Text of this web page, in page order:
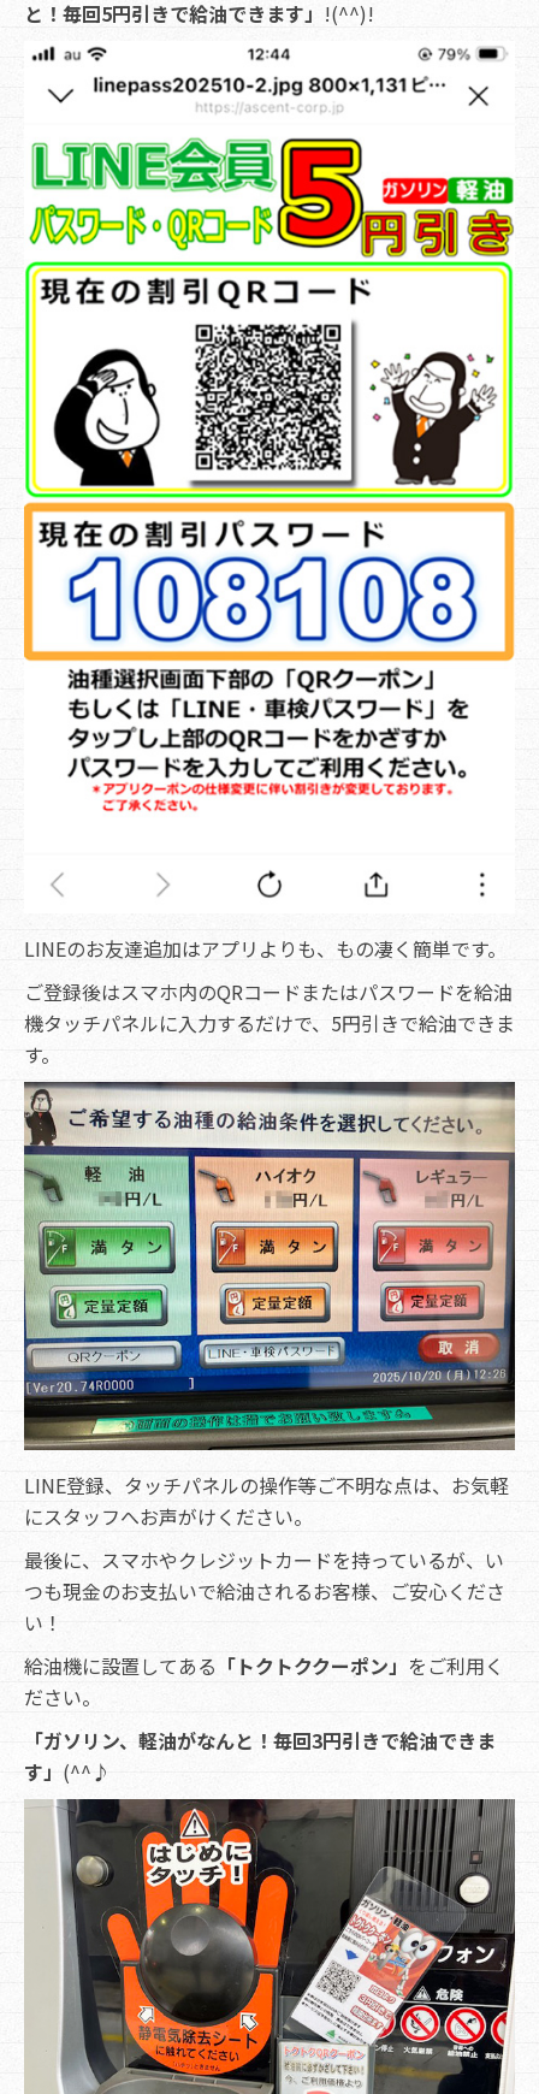
と！毎回5円引きで給油できます」 !(^^)!
LINEのお友達追加はアプリよりも、もの凄く簡単です。
ご登録後はスマホ内のQRコードまたはパスワードを給油
機タッチパネルに入力するだけで、5円引きで給油できま
す。
LINE登録、タッチパネルの操作等ご不明な点は、お気軽
にスタッフへお声がけください。
最後に、スマホやクレジットカードを持っているが、い
つも現金のお支払いで給油されるお客様、ご安心くださ
い！
給油機に設置してある 「トクトククーポン」 をご利用く
ださい。
「ガソリン、軽油がなんと！毎回3円引きで給油できま
す」 (^^♪